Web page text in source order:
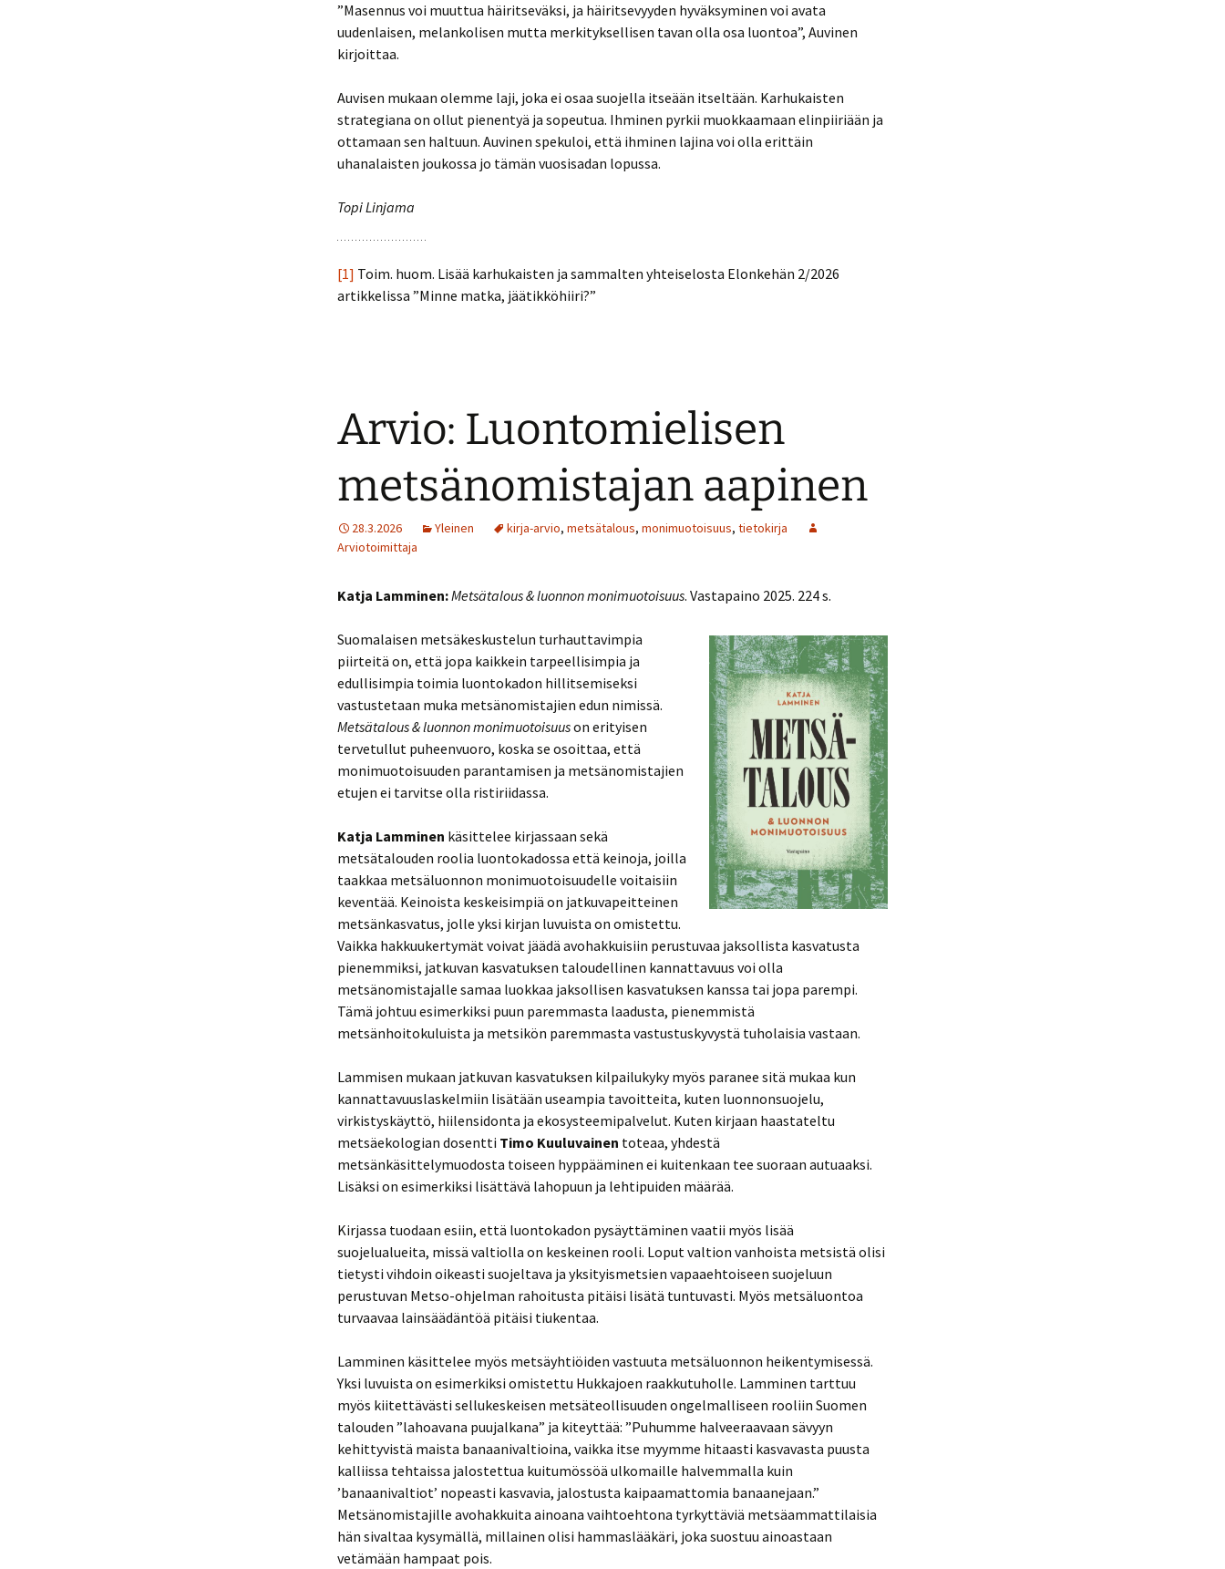
”Masennus voi muuttua häiritseväksi, ja häiritsevyyden hyväksyminen voi avata
uudenlaisen, melankolisen mutta merkityksellisen tavan olla osa luontoa”, Auvinen
kirjoittaa.
Auvisen mukaan olemme laji, joka ei osaa suojella itseään itseltään. Karhukaisten
strategiana on ollut pienentyä ja sopeutua. Ihminen pyrkii muokkaamaan elinpiiriään ja
ottamaan sen haltuun. Auvinen spekuloi, että ihminen lajina voi olla erittäin
uhanalaisten joukossa jo tämän vuosisadan lopussa.
Topi Linjama
[1] Toim. huom. Lisää karhukaisten ja sammalten yhteiselosta Elonkehän 2/2026
artikkelissa ”Minne matka, jäätikköhiiri?”
Arvio: Luontomielisen
metsänomistajan aapinen
28.3.2026 Yleinen kirja-arvio, metsätalous, monimuotoisuus, tietokirja
Arviotoimittaja
Katja Lamminen:Metsätalous & luonnon monimuotoisuus. Vastapaino 2025. 224 s.
Suomalaisen metsäkeskustelun turhauttavimpia
piirteitä on, että jopa kaikkein tarpeellisimpia ja
edullisimpia toimia luontokadon hillitsemiseksi
vastustetaan muka metsänomistajien edun nimissä.
Metsätalous & luonnon monimuotoisuuson erityisen
tervetullut puheenvuoro, koska se osoittaa, että
monimuotoisuuden parantamisen ja metsänomistajien
etujen ei tarvitse olla ristiriidassa.
Katja Lamminen käsittelee kirjassaan sekä
metsätalouden roolia luontokadossa että keinoja, joilla
taakkaa metsäluonnon monimuotoisuudelle voitaisiin
keventää. Keinoista keskeisimpiä on jatkuvapeitteinen
metsänkasvatus, jolle yksi kirjan luvuista on omistettu.
Vaikka hakkuukertymät voivat jäädä avohakkuisiin perustuvaa jaksollista kasvatusta
pienemmiksi, jatkuvan kasvatuksen taloudellinen kannattavuus voi olla
metsänomistajalle samaa luokkaa jaksollisen kasvatuksen kanssa tai jopa parempi.
Tämä johtuu esimerkiksi puun paremmasta laadusta, pienemmistä
metsänhoitokuluista ja metsikön paremmasta vastustuskyvystä tuholaisia vastaan.
Lammisen mukaan jatkuvan kasvatuksen kilpailukyky myös paranee sitä mukaa kun
kannattavuuslaskelmiin lisätään useampia tavoitteita, kuten luonnonsuojelu,
virkistyskäyttö, hiilensidonta ja ekosysteemipalvelut. Kuten kirjaan haastateltu
metsäekologian dosentti Timo Kuuluvainen toteaa, yhdestä
metsänkäsittelymuodosta toiseen hyppääminen ei kuitenkaan tee suoraan autuaaksi.
Lisäksi on esimerkiksi lisättävä lahopuun ja lehtipuiden määrää.
Kirjassa tuodaan esiin, että luontokadon pysäyttäminen vaatii myös lisää
suojelualueita, missä valtiolla on keskeinen rooli. Loput valtion vanhoista metsistä olisi
tietysti vihdoin oikeasti suojeltava ja yksityismetsien vapaaehtoiseen suojeluun
perustuvan Metso-ohjelman rahoitusta pitäisi lisätä tuntuvasti. Myös metsäluontoa
turvaavaa lainsäädäntöä pitäisi tiukentaa.
Lamminen käsittelee myös metsäyhtiöiden vastuuta metsäluonnon heikentymisessä.
Yksi luvuista on esimerkiksi omistettu Hukkajoen raakkutuholle. Lamminen tarttuu
myös kiitettävästi sellukeskeisen metsäteollisuuden ongelmalliseen rooliin Suomen
talouden ”lahoavana puujalkana” ja kiteyttää: ”Puhumme halveeraavaan sävyyn
kehittyvistä maista banaanivaltioina, vaikka itse myymme hitaasti kasvavasta puusta
kalliissa tehtaissa jalostettua kuitumössöä ulkomaille halvemmalla kuin
’banaanivaltiot’ nopeasti kasvavia, jalostusta kaipaamattomia banaanejaan.”
Metsänomistajille avohakkuita ainoana vaihtoehtona tyrkyttäviä metsäammattilaisia
hän sivaltaa kysymällä, millainen olisi hammaslääkäri, joka suostuu ainoastaan
vetämään hampaat pois.